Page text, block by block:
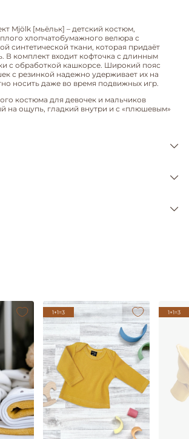
Mjölk [мьёльк] – детский костюм,
хлопчатобумажного велюра с
синтетической ткани, которая придаёт
В комплект входит кофточка с длинным
с обработкой кашкорсе. Широкий пояс
с резинкой надежно удерживает их на
носить даже во время подвижных игр.
костюма для девочек и мальчиков
на ощупь, гладкий внутри и с «плюшевым»
1+1=3 1+1=3